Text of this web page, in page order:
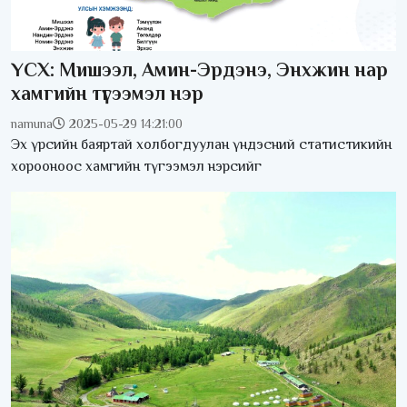
ҮСХ: Мишээл, Амин-Эрдэнэ, Энхжин нар
хамгийн түгээмэл нэр
namuna 2025-05-29 14:21:00
Эх үрсийн баяртай холбогдуулан үндэсний статистикийн
хорооноос хамгийн түгээмэл нэрсийг